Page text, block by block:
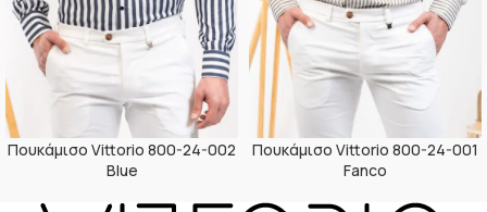
Πουκάμισο Vittorio 800-24-002
Blue
Πουκάμισο Vittorio 800-24-001
Fanco